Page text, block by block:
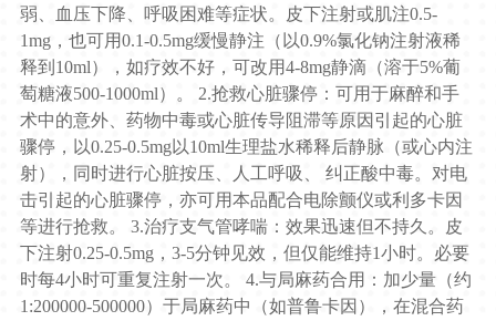
弱、血压下降、呼吸困难等症状。皮下注射或肌注0.5-
1mg，也可用0.1-0.5mg缓慢静注（以0.9%氯化钠注射液稀
释到10ml），如疗效不好，可改用4-8mg静滴（溶于5%葡
萄糖液500-1000ml）。 2.抢救心脏骤停：可用于麻醉和手
术中的意外、药物中毒或心脏传导阻滞等原因引起的心脏
骤停，以0.25-0.5mg以10ml生理盐水稀释后静脉（或心内注
射），同时进行心脏按压、人工呼吸、 纠正酸中毒。对电
击引起的心脏骤停，亦可用本品配合电除颤仪或利多卡因
等进行抢救。 3.治疗支气管哮喘：效果迅速但不持久。皮
下注射0.25-0.5mg，3-5分钟见效，但仅能维持1小时。必要
时每4小时可重复注射一次。 4.与局麻药合用：加少量（约
1:200000-500000）于局麻药中（如普鲁卡因），在混合药